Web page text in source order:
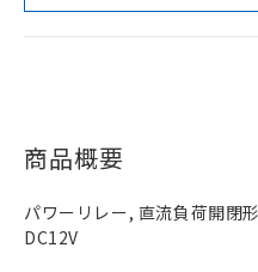
商品概要
パワーリレー, 直流負荷開閉
DC12V